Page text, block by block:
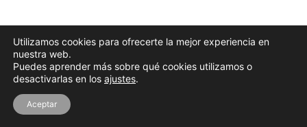
Utilizamos cookies para ofrecerte la mejor experiencia en
nuestra web.
Puedes aprender más sobre qué cookies utilizamos o
desactivarlas en los ajustes.
Aceptar